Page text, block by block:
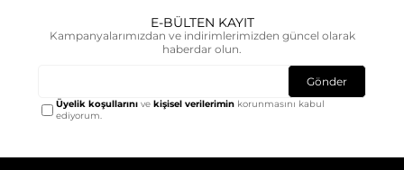
E-BÜLTEN KAYIT
Kampanyalarımızdan ve indirimlerimizden güncel olarak
haberdar olun.
Gönder
Üyelik koşullarını vekişisel verilerimin korunmasını kabul
ediyorum.